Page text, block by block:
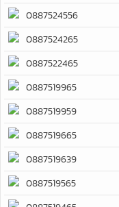
0887524556
0887524265
0887522465
0887519965
0887519959
0887519665
0887519639
0887519565